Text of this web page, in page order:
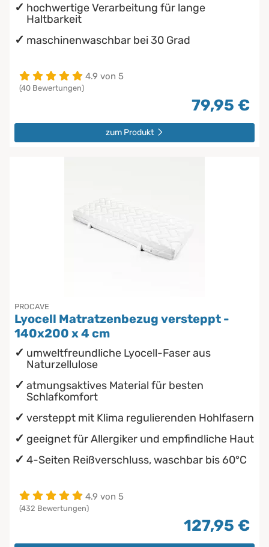
hochwertige Verarbeitung für lange
Haltbarkeit
maschinenwaschbar bei 30 Grad
4.9 von 5
(40 Bewertungen)
79,95 €
zum Produkt
PROCAVE
Lyocell Matratzenbezug versteppt -
140x200 x 4 cm
umweltfreundliche Lyocell-Faser aus
Naturzellulose
atmungsaktives Material für besten
Schlafkomfort
versteppt mit Klima regulierenden Hohlfasern
geeignet für Allergiker und empfindliche Haut
4-Seiten Reißverschluss, waschbar bis 60°C
4.9 von 5
(432 Bewertungen)
127,95 €